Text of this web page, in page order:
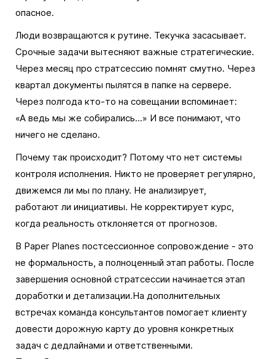
опасное.
Люди возвращаются к рутине. Текучка засасывает.
Срочные задачи вытесняют важные стратегические.
Через месяц про стратсессию помнят смутно. Через
квартал документы пылятся в папке на сервере.
Через полгода кто-то на совещании вспоминает:
«А ведь мы же собирались...» И все понимают, что
ничего не сделано.
Почему так происходит? Потому что нет системы
контроля исполнения. Никто не проверяет регулярно,
движемся ли мы по плану. Не анализирует,
работают ли инициативы. Не корректирует курс,
когда реальность отклоняется от прогнозов.
В Paper Planes постсессионное сопровождение - это
не формальность, а полноценный этап работы. После
завершения основной стратсессии начинается этап
доработки и детализации.На дополнительных
встречах команда консультантов помогает клиенту
довести дорожную карту до уровня конкретных
задач с дедлайнами и ответственными.